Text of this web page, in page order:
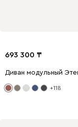
693 300
Диван модульный
+118